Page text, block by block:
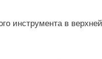
инструмента в